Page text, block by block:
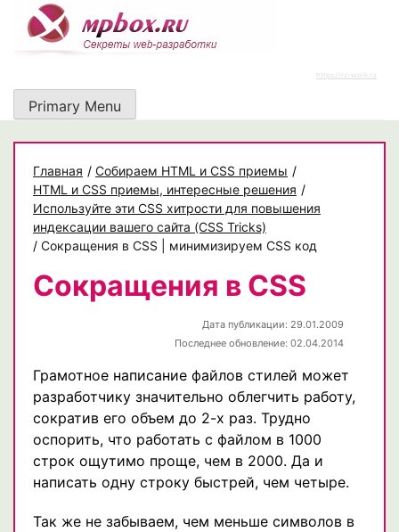
content
https://rz-work.ru
Primary Menu
Главная / Собираем HTML и CSS приемы /
HTML и CSS приемы, интересные решения /
Используйте эти CSS хитрости для повышения
индексации вашего сайта (CSS Tricks)
/ Сокращения в CSS | минимизируем CSS код
Сокращения в CSS
Дата публикации: 29.01.2009
Последнее обновление: 02.04.2014
Грамотное написание файлов стилей может
разработчику значительно облегчить работу,
сократив его объем до 2-х раз. Трудно
оспорить, что работать с файлом в 1000
строк ощутимо проще, чем в 2000. Да и
написать одну строку быстрей, чем четыре.
Так же не забываем, чем меньше символов в